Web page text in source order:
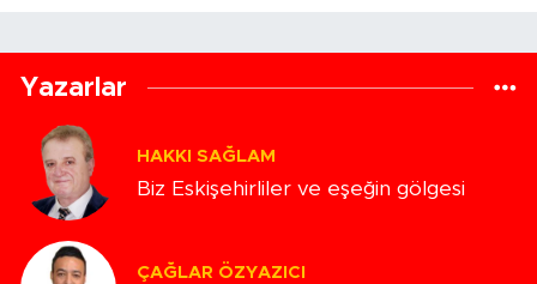
Yazarlar
HAKKI SAĞLAM
Biz Eskişehirliler ve eşeğin gölgesi
ÇAĞLAR ÖZYAZICI